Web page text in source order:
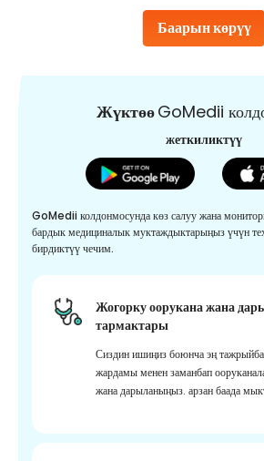
Баарын көрүү
ЖүктөөGoMedii
жеткиликтүү
GoMedii колдонмосунда көз салуу жана
бардык медициналык муктаждыктарыңыз үчүн
бирдиктүү чечим.
Жогорку оорукана жана
тармактары
Сиздин ишиңиз боюнча эң
жардамы менен заманбап
жана дарыланыңыз. арзан баада